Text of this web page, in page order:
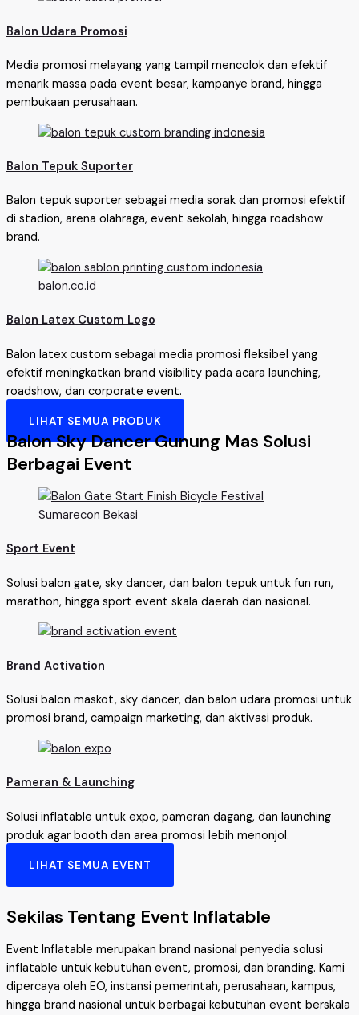
Balon Udara Promosi
Media promosi melayang yang tampil mencolok dan efektif
menarik massa pada event besar, kampanye brand, hingga
pembukaan perusahaan.
Balon Tepuk Suporter
Balon tepuk suporter sebagai media sorak dan promosi efektif
di stadion, arena olahraga, event sekolah, hingga roadshow
brand.
Balon Latex Custom Logo
Balon latex custom sebagai media promosi fleksibel yang
efektif meningkatkan brand visibility pada acara launching,
roadshow, dan corporate event.
LIHAT SEMUA PRODUK
Balon Sky Dancer Gunung Mas Solusi
Berbagai Event
Sport Event
Solusi balon gate, sky dancer, dan balon tepuk untuk fun run,
marathon, hingga sport event skala daerah dan nasional.
Brand Activation
Solusi balon maskot, sky dancer, dan balon udara promosi untuk
promosi brand, campaign marketing, dan aktivasi produk.
Pameran & Launching
Solusi inflatable untuk expo, pameran dagang, dan launching
produk agar booth dan area promosi lebih menonjol.
LIHAT SEMUA EVENT
Sekilas Tentang Event Inflatable
Event Inflatable merupakan brand nasional penyedia solusi
inflatable untuk kebutuhan event, promosi, dan branding. Kami
dipercaya oleh EO, instansi pemerintah, perusahaan, kampus,
hingga brand nasional untuk berbagai kebutuhan event berskala